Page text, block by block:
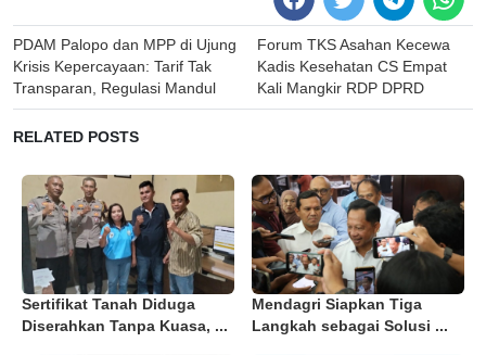
Post
navigation
PDAM Palopo dan MPP di Ujung
Krisis Kepercayaan: Tarif Tak
Transparan, Regulasi Mandul
Forum TKS Asahan Kecewa
Kadis Kesehatan CS Empat
Kali Mangkir RDP DPRD
RELATED POSTS
Sertifikat Tanah Diduga
Diserahkan Tanpa Kuasa, ...
Mendagri Siapkan Tiga
Langkah sebagai Solusi ...